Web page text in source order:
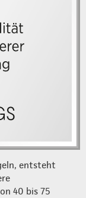
entsteht
40 bis 75